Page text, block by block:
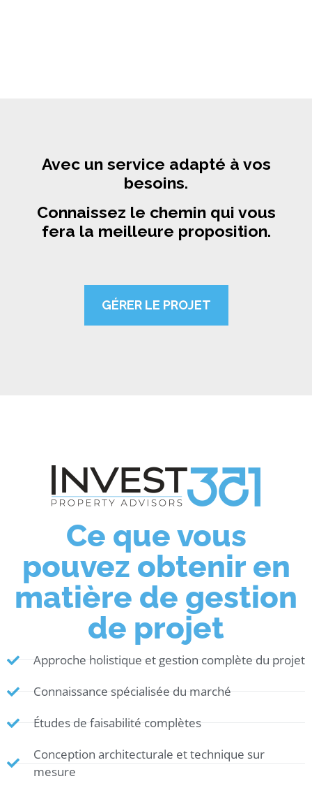
Avec un service adapté à vos
besoins.
Connaissez le chemin qui vous
fera la meilleure proposition.
GÉRER LE PROJET
Ce que vous
pouvez obtenir en
matière de gestion
de projet
Approche holistique et gestion complète du projet
Connaissance spécialisée du marché
Études de faisabilité complètes
Conception architecturale et technique sur
mesure